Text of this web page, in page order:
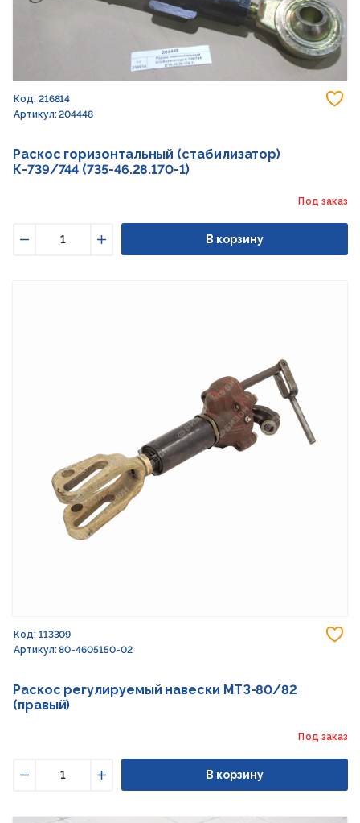
Код: 216814
Артикул: 204448
Раскос горизонтальный (стабилизатор)
К-739/744 (735-46.28.170-1)
Под заказ
Увеличить
В корзину
Код: 113309
Артикул: 80-4605150-02
Раскос регулируемый навески МТЗ-80/82
(правый)
Под заказ
Увеличить
В корзину